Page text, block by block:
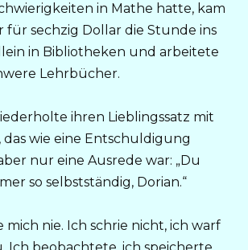
in Mathe hatte, kam
für sechzig Dollar die Stunde ins
in Bibliotheken und arbeitete
Lehrbücher.
ihren Lieblingssatz mit
das wie eine Entschuldigung
nur eine Ausrede war: „Du
so selbstständig, Dorian.“
mich nie. Ich schrie nicht, ich warf